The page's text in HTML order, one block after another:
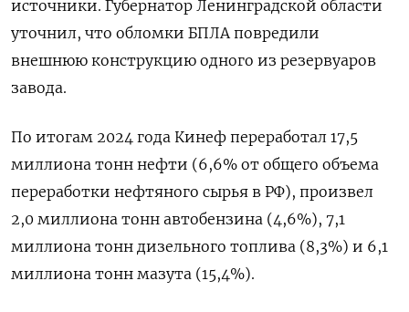
источники. Губернатор Ленинградской области
уточнил, что обломки БПЛА повредили
внешнюю конструкцию одного из резервуаров
завода.
По итогам 2024 года Кинеф переработал 17,5
миллиона тонн нефти (6,6% от общего объема
переработки нефтяного сырья в РФ), произвел
2,0 миллиона тонн автобензина (4,6%), 7,1
миллиона тонн дизельного топлива (8,3%) и 6,1
миллиона тонн мазута (15,4%).